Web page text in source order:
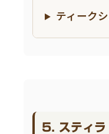
ティーク
5. スティ